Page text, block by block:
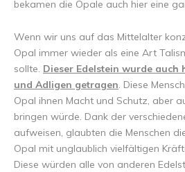
bekamen die Opale auch hier eine
Wenn wir uns auf das Mittelalter
Opal immer wieder als eine Art
sollte. Dieser Edelstein wurde auch
und Adligen getragen. Diese
Opal ihnen Macht und Schutz, aber
bringen würde. Dank der
aufweisen, glaubten die Menschen
Opal mit unglaublich vielfältigen
Diese würden alle von anderen